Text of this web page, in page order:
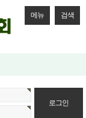
메뉴 검색